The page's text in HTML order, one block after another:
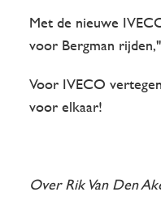
Met de nieuwe
voor Bergman
Voor IVECO
voor elkaar!
Over Rik Van Den